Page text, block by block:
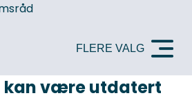
FLERE VALG
kan være utdatert